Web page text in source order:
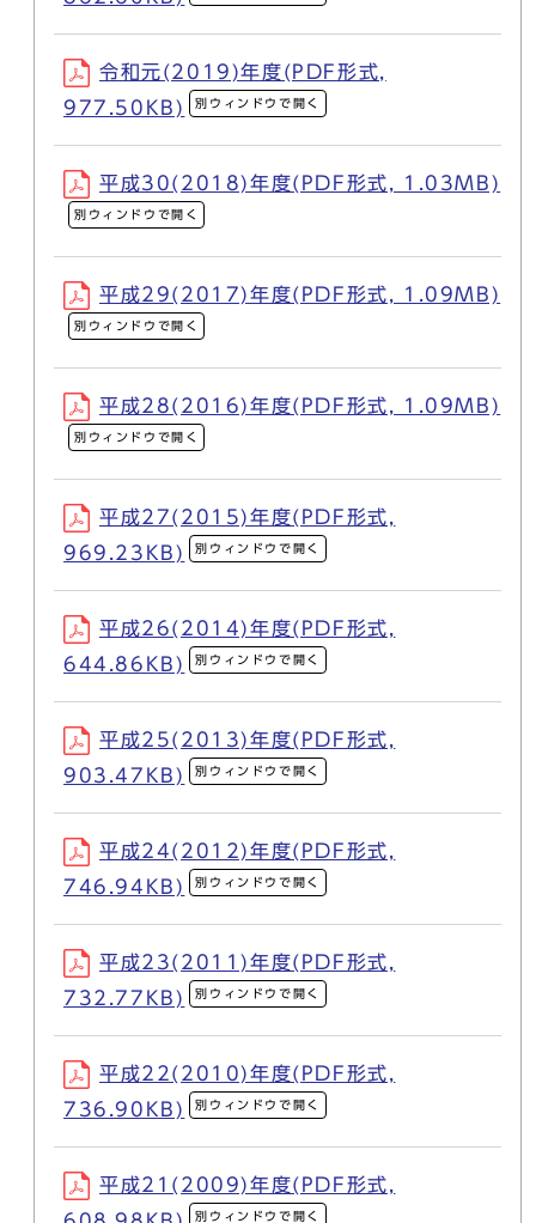
令和元(2019)年度(PDF形式,
977.50KB)
別ウィンドウで開く
平成30(2018)年度(PDF形式, 1.03MB)
別ウィンドウで開く
平成29(2017)年度(PDF形式, 1.09MB)
別ウィンドウで開く
平成28(2016)年度(PDF形式, 1.09MB)
別ウィンドウで開く
平成27(2015)年度(PDF形式,
969.23KB)
別ウィンドウで開く
平成26(2014)年度(PDF形式,
644.86KB)
別ウィンドウで開く
平成25(2013)年度(PDF形式,
903.47KB)
別ウィンドウで開く
平成24(2012)年度(PDF形式,
746.94KB)
別ウィンドウで開く
平成23(2011)年度(PDF形式,
732.77KB)
別ウィンドウで開く
平成22(2010)年度(PDF形式,
736.90KB)
別ウィンドウで開く
平成21(2009)年度(PDF形式,
別ウィンドウで開く